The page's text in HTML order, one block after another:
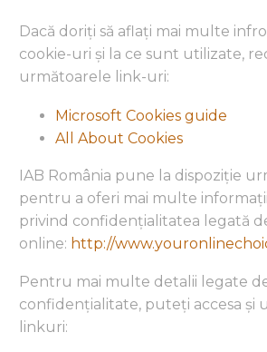
Dacă doriți să aflați mai multe
cookie-uri și la ce sunt utilizate,
următoarele link-uri:
Microsoft Cookies guide
All About Cookies
IAB România pune la dispoziție
pentru a oferi mai multe informații
privind confidențialitatea legată
online: http://
Pentru mai multe detalii legate
confidențialitate, puteți accesa și
linkuri: